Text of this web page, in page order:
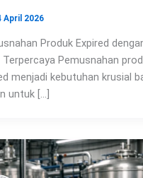
April 2026
Produk Expired
Pemusnahan
menjadi kebutuhan krusial
untuk […]